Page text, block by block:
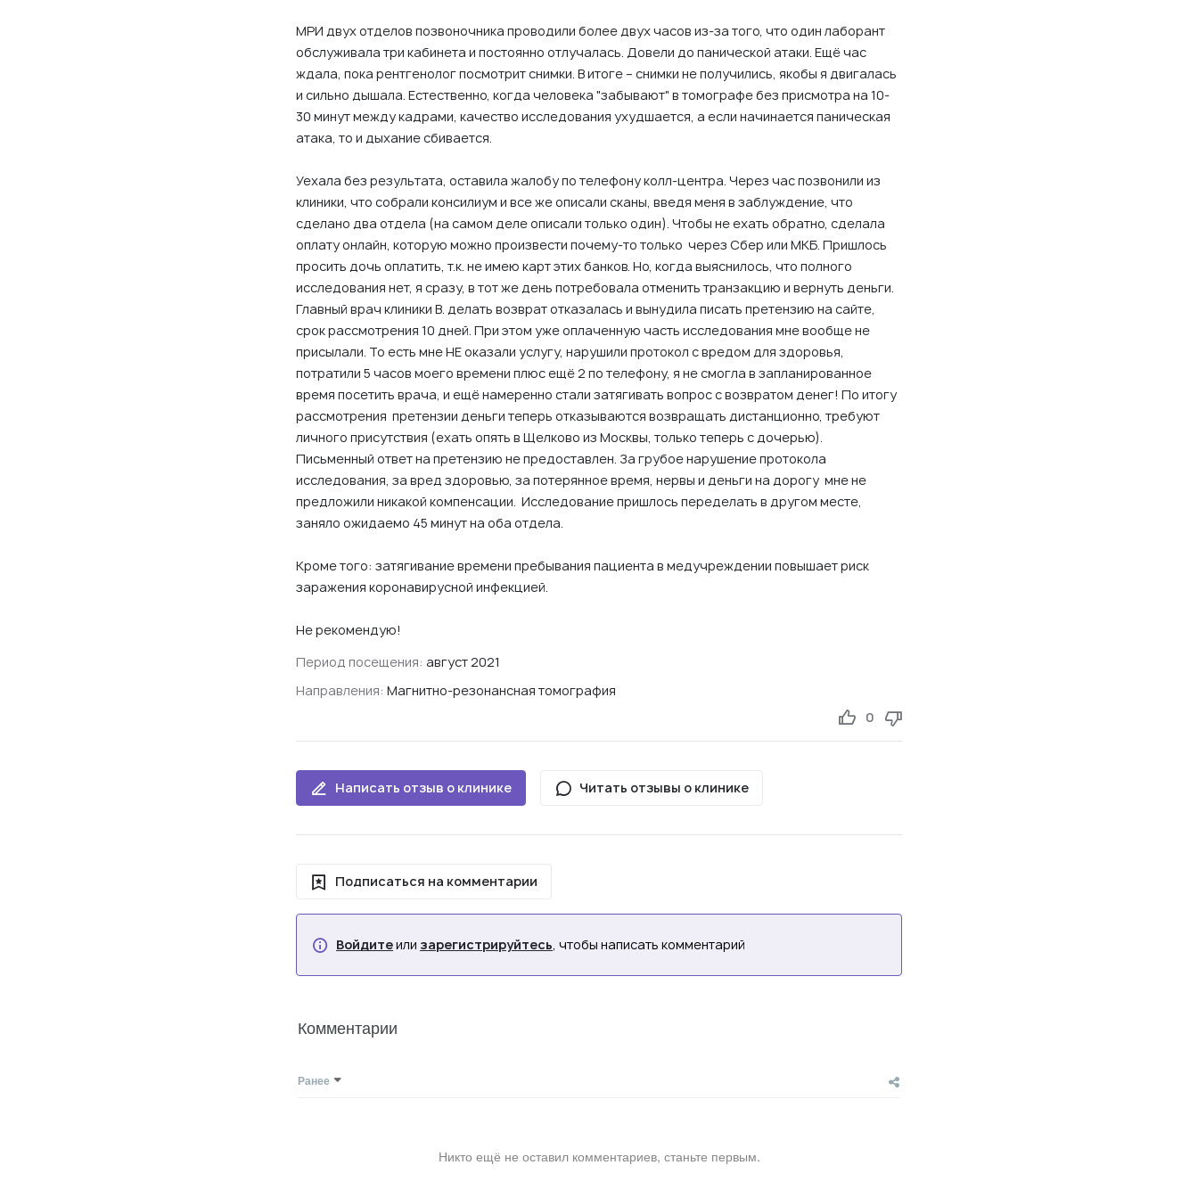
МРИ двух отделов позвоночника проводили более двух часов из-за того, что один лаборант
обслуживала три кабинета и постоянно отлучалась. Довели до панической атаки. Ещё час
ждала, пока рентгенолог посмотрит снимки. В итоге – снимки не получились, якобы я двигалась
и сильно дышала. Естественно, когда человека "забывают" в томографе без присмотра на 10-
30 минут между кадрами, качество исследования ухудшается, а если начинается паническая
атака, то и дыхание сбивается.
Уехала без результата, оставила жалобу по телефону колл-центра. Через час позвонили из
клиники, что собрали консилиум и все же описали сканы, введя меня в заблуждение, что
сделано два отдела (на самом деле описали только один). Чтобы не ехать обратно, сделала
оплату онлайн, которую можно произвести почему-то только через Сбер или МКБ. Пришлось
просить дочь оплатить, т.к. не имею карт этих банков. Но, когда выяснилось, что полного
исследования нет, я сразу, в тот же день потребовала отменить транзакцию и вернуть деньги.
Главный врач клиники В. делать возврат отказалась и вынудила писать претензию на сайте,
срок рассмотрения 10 дней. При этом уже оплаченную часть исследования мне вообще не
присылали. То есть мне НЕ оказали услугу, нарушили протокол с вредом для здоровья,
потратили 5 часов моего времени плюс ещё 2 по телефону, я не смогла в запланированное
время посетить врача, и ещё намеренно стали затягивать вопрос с возвратом денег! По итогу
рассмотрения претензии деньги теперь отказываются возвращать дистанционно, требуют
личного присутствия (ехать опять в Щелково из Москвы, только теперь с дочерью).
Письменный ответ на претензию не предоставлен. За грубое нарушение протокола
исследования, за вред здоровью, за потерянное время, нервы и деньги на дорогу мне не
предложили никакой компенсации. Исследование пришлось переделать в другом месте,
заняло ожидаемо 45 минут на оба отдела.
Кроме того: затягивание времени пребывания пациента в медучреждении повышает риск
заражения коронавирусной инфекцией.
Не рекомендую!
Период посещения: август 2021
Направления: Магнитно-резонансная томография
0
Написать отзыв о клинике Читать отзывы о клинике
Подписаться на комментарии
Войдитеили зарегистрируйтесь, чтобы написать комментарий
Комментарии
Ранее
Никто ещё не оставил комментариев, станьте первым.